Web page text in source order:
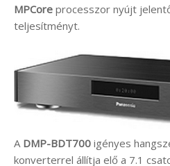
MPCore processzor nyújt
teljesítményt.
A DMP-BDT700 igényes
konverterrel állítja elő a 7.1